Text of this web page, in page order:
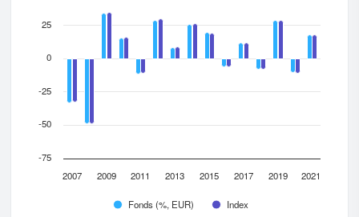
Fonds (%, EUR) Index
2007 2009 2011 2013 2015 2017 2019 2021
-75
-50
-25
0
25